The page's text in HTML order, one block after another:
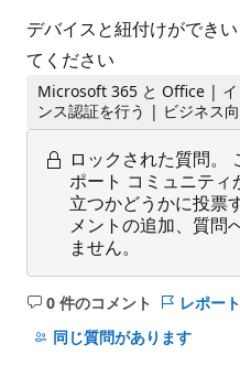
デバイスと紐付けができ
てください
Microsoft 365 と Office | イ
ンス認証を行う | ビジネス
ロックされた質問。
ポート コミュニティ
立つかどうかに投票
メントの追加、質問
ません。
0 件のコメント
コ
メ
レポート
同じ質問があります